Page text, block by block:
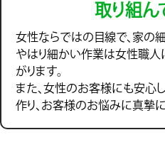
取り組ん
女性ならではの目線で、家の
やはり細かい作業は女性職人
がります。
また、女性のお客様にも安心
作り、お客様のお悩みに真摯に